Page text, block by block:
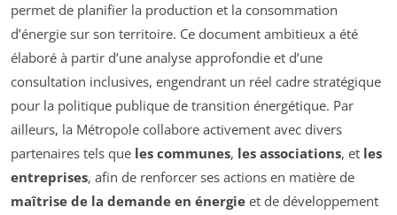
permet de planifier la production et la consommation
d’énergie sur son territoire. Ce document ambitieux a été
élaboré à partir d’une analyse approfondie et d’une
consultation inclusives, engendrant un réel cadre stratégique
pour la politique publique de transition énergétique. Par
ailleurs, la Métropole collabore activement avec divers
partenaires tels que les communes, les associations, et les
entreprises, afin de renforcer ses actions en matière de
maîtrise de la demande en énergie et de développement